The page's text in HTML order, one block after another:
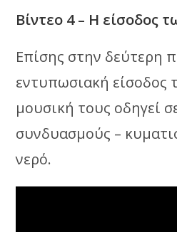
Βίντεο 4 – Η είσοδος
Επίσης στην δεύτερη
εντυπωσιακή είσοδος
μουσική τους οδηγεί
συνδυασμούς –
νερό.